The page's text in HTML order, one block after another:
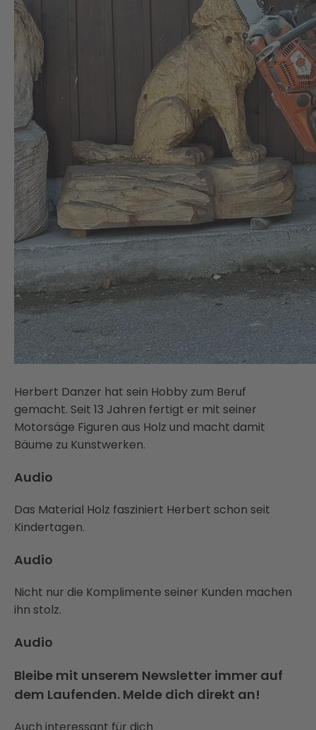
Herbert Danzer hat sein Hobby zum Beruf
gemacht. Seit 13 Jahren fertigt er mit seiner
Motorsäge Figuren aus Holz und macht damit
Bäume zu Kunstwerken.
Audio
Das Material Holz fasziniert Herbert schon seit
Kindertagen.
Audio
Nicht nur die Komplimente seiner Kunden machen
ihn stolz.
Audio
Bleibe mit unserem Newsletter immer auf
dem Laufenden. Melde dich direkt an!